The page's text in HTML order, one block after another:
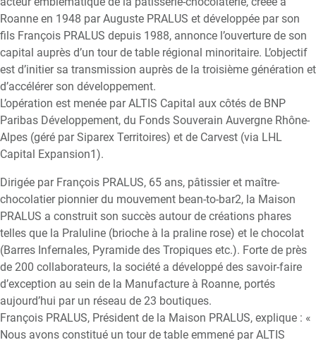
Roanne en 1948 par Auguste PRALUS et développée par son
fils François PRALUS depuis 1988, annonce l’ouverture de son
capital auprès d’un tour de table régional minoritaire. L’objectif
est d’initier sa transmission auprès de la troisième génération et
d’accélérer son développement.
L’opération est menée par ALTIS Capital aux côtés de BNP
Paribas Développement, du Fonds Souverain Auvergne Rhône-
Alpes (géré par Siparex Territoires) et de Carvest (via LHL
Capital Expansion1).
Dirigée par François PRALUS, 65 ans, pâtissier et maître-
chocolatier pionnier du mouvement bean-to-bar2, la Maison
PRALUS a construit son succès autour de créations phares
telles que la Praluline (brioche à la praline rose) et le chocolat
(Barres Infernales, Pyramide des Tropiques etc.). Forte de près
de 200 collaborateurs, la société a développé des savoir-faire
d’exception au sein de la Manufacture à Roanne, portés
aujourd’hui par un réseau de 23 boutiques.
François PRALUS, Président de la Maison PRALUS, explique : «
Nous avons constitué un tour de table emmené par ALTIS